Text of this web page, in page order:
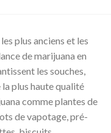
plus anciens et les
de marijuana en
les souches,
plus haute qualité
comme plantes de
de vapotage, pré-